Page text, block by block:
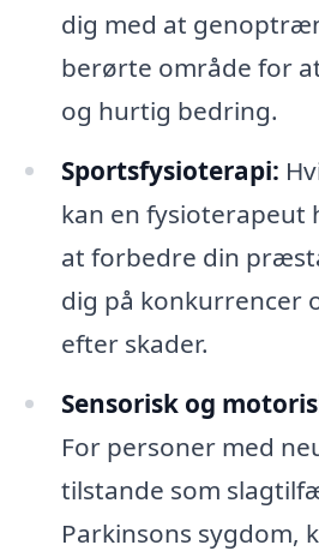
dig med at
berørte område for
og hurtig bedring.
Sportsfysioterapi:
kan en fysioterapeut
at forbedre din
dig på konkurrencer
efter skader.
Sensorisk og
For personer med
tilstande som
Parkinsons sygdom,